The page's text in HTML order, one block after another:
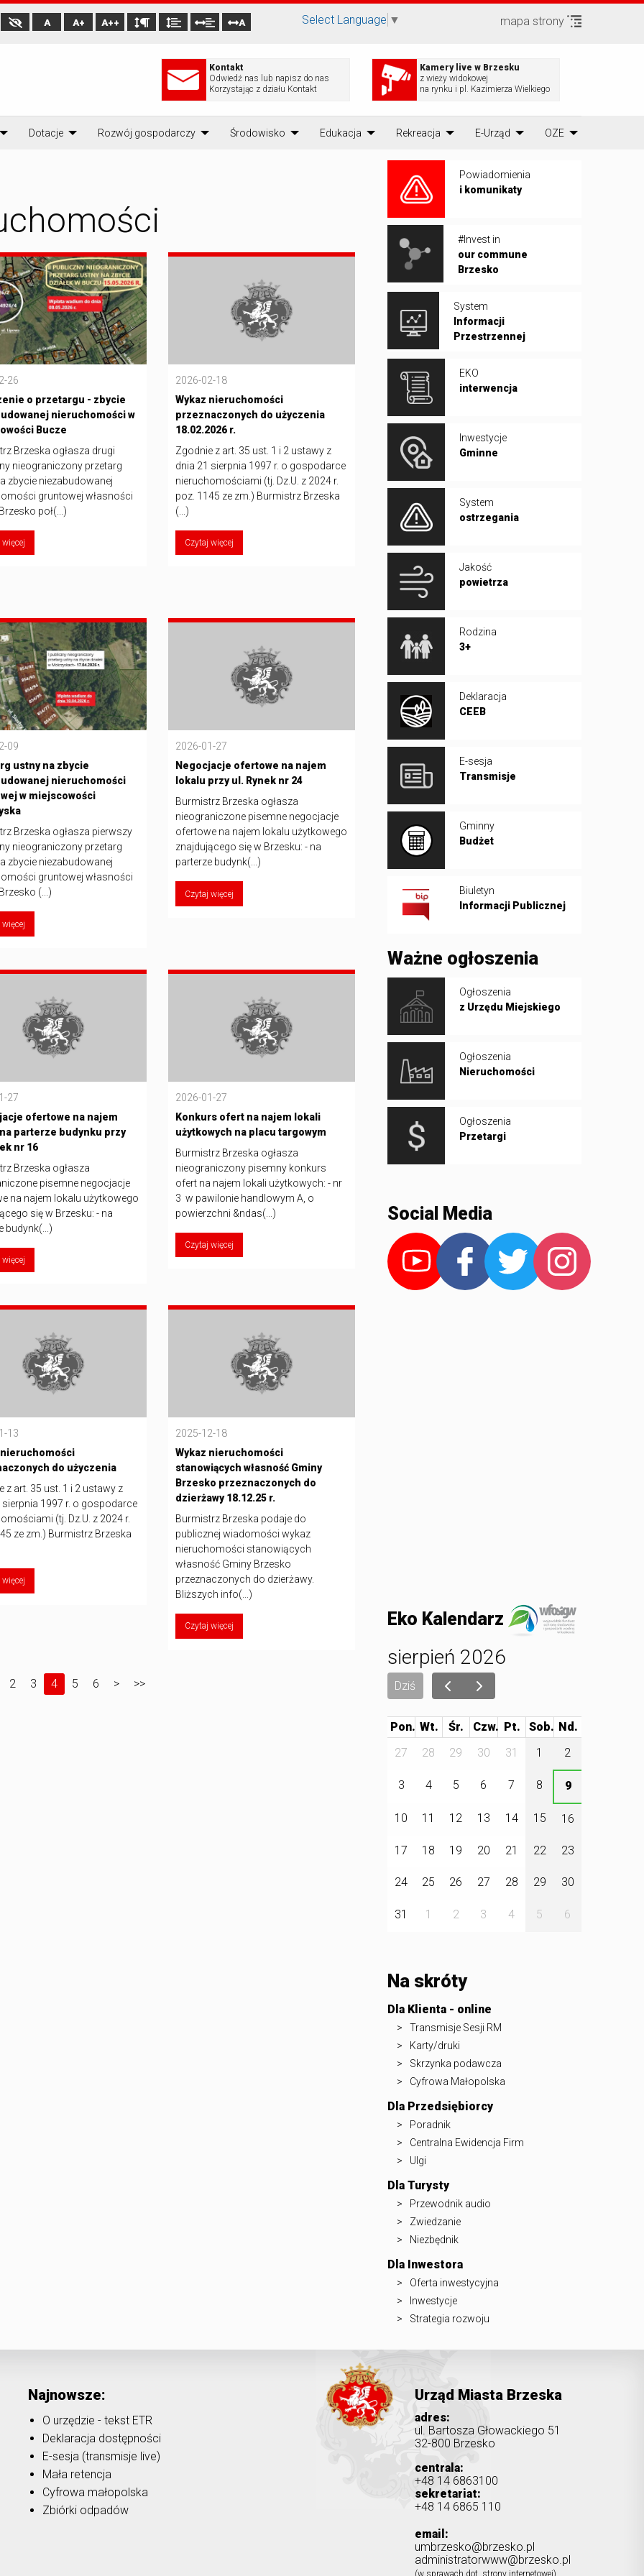
A A+ A++ A Select Language ▼ mapa strony
Kontakt
Odwiedź nas lub napisz do nas
Korzystając z działu Kontakt
Kamery live w Brzesku
z wieży widokowej
na rynku i pl. Kazimierza Wielkiego
Dotacje Rozwój gospodarczy Środowisko Edukacja Rekreacja E-Urząd OZE
26
o przetargu - zbycie
nieruchomości w
Bucze
Brzeska ogłasza drugi
nieograniczony przetarg
zbycie niezabudowanej
gruntowej własności
poł(...)
2026-02-18
Wykaz nieruchomości
przeznaczonych do użyczenia
18.02.2026 r.
Zgodnie z art. 35 ust. 1 i 2 ustawy z
dnia 21 sierpnia 1997 r. o gospodarce
nieruchomościami (tj. Dz.U. z 2024 r.
poz. 1145 ze zm.) Burmistrz Brzeska
(...)
Czytaj więcej
09
ustny na zbycie
nieruchomości
w miejscowości
Brzeska ogłasza pierwszy
nieograniczony przetarg
zbycie niezabudowanej
gruntowej własności
(...)
2026-01-27
Negocjacje ofertowe na najem
lokalu przy ul. Rynek nr 24
Burmistrz Brzeska ogłasza
nieograniczone pisemne negocjacje
ofertowe na najem lokalu użytkowego
znajdującego się w Brzesku: - na
parterze budynk(...)
Czytaj więcej
27
ofertowe na najem
parterze budynku przy
nr 16
Brzeska ogłasza
pisemne negocjacje
na najem lokalu użytkowego
się w Brzesku: - na
budynk(...)
2026-01-27
Konkurs ofert na najem lokali
użytkowych na placu targowym
Burmistrz Brzeska ogłasza
nieograniczony pisemny konkurs
ofert na najem lokali użytkowych: - nr
3 w pawilonie handlowym A, o
powierzchni &ndas(...)
Czytaj więcej
13
nieruchomości
do użyczenia
z art. 35 ust. 1 i 2 ustawy z
sierpnia 1997 r. o gospodarce
(tj. Dz.U. z 2024 r.
ze zm.) Burmistrz Brzeska
2025-12-18
Wykaz nieruchomości
stanowiących własność Gminy
Brzesko przeznaczonych do
dzierżawy 18.12.25 r.
Burmistrz Brzeska podaje do
publicznej wiadomości wykaz
nieruchomości stanowiących
własność Gminy Brzesko
przeznaczonych do dzierżawy.
Bliższych info(...)
Czytaj więcej
2 3 4 5 6 > >>
Powiadomienia
i komunikaty
#Invest in
our commune
Brzesko
System
Informacji
Przestrzennej
EKO
interwencja
Inwestycje
Gminne
System
ostrzegania
Jakość
powietrza
Rodzina
3+
Deklaracja
CEEB
E-sesja
Transmisje
Gminny
Budżet
Biuletyn
Informacji Publicznej
Ważne ogłoszenia
Ogłoszenia
z Urzędu Miejskiego
Ogłoszenia
Nieruchomości
Ogłoszenia
Przetargi
Social Media
Eko Kalendarz
sierpień 2026
Dziś
Pon. Wt. Śr. Czw. Pt.
Sob.
27
28 29 30 31 1 2
3 4 5 6 7 8 9
10 11 12 13 14 15 16
17 18 19 20 21 22 23
24 25 26 27 28 29 30
31 1 2 3 4 5 6
Na skróty
Dla Klienta - online
Transmisje Sesji RM
Karty/druki
Skrzynka podawcza
Cyfrowa Małopolska
Dla Przedsiębiorcy
Poradnik
Centralna Ewidencja Firm
Ulgi
Dla Turysty
Przewodnik audio
Zwiedzanie
Niezbędnik
Dla Inwestora
Oferta inwestycyjna
Inwestycje
Strategia rozwoju
Najnowsze:
O urzędzie - tekst ETR
Deklaracja dostępności
E-sesja (transmisje live)
Mała retencja
Cyfrowa małopolska
Zbiórki odpadów
Urząd Miasta Brzeska
adres:
ul. Bartosza Głowackiego 51
32-800 Brzesko
centrala:
+48 14 6863100
sekretariat:
+48 14 6865 110
email:
umbrzesko@brzesko.pl
administratorwww@brzesko.pl